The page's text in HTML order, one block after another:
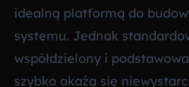
idealną platformą do
systemu. Jednak
współdzielony i
szybko okażą się